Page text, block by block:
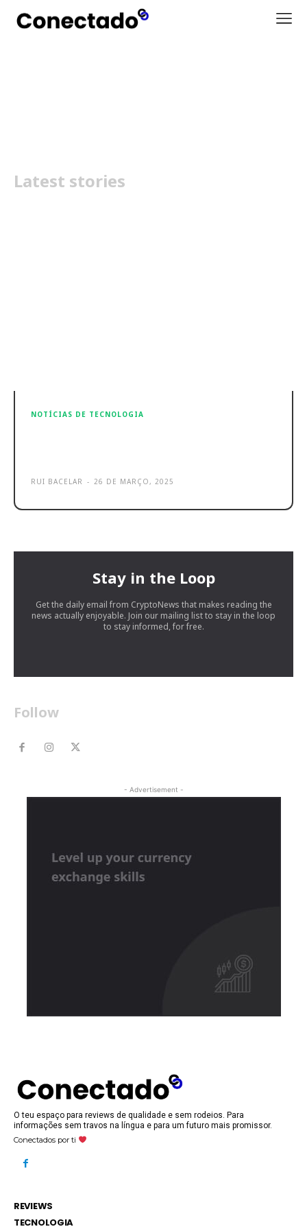
Latest stories
NOTÍCIAS DE TECNOLOGIA
RUI BACELAR - 26 DE MARÇO, 2025
Stay in the Loop
Get the daily email from CryptoNews that makes reading the
news actually enjoyable. Join our mailing list to stay in the loop
to stay informed, for free.
Follow
- Advertisement -
O teu espaço para reviews de qualidade e sem rodeios. Para
informações sem travos na língua e para um futuro mais promissor.
Conectados por ti
REVIEWS
TECNOLOGIA